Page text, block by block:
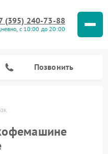
(395) 240-73-88
с 10:00 до 20:00
Позвонить